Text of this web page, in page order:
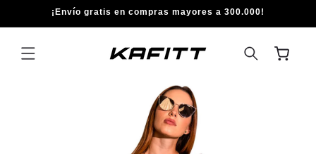
DIRECTAMENTE
AL CONTENIDO
¡Envío gratis en compras mayores a 300.000!
Carrito